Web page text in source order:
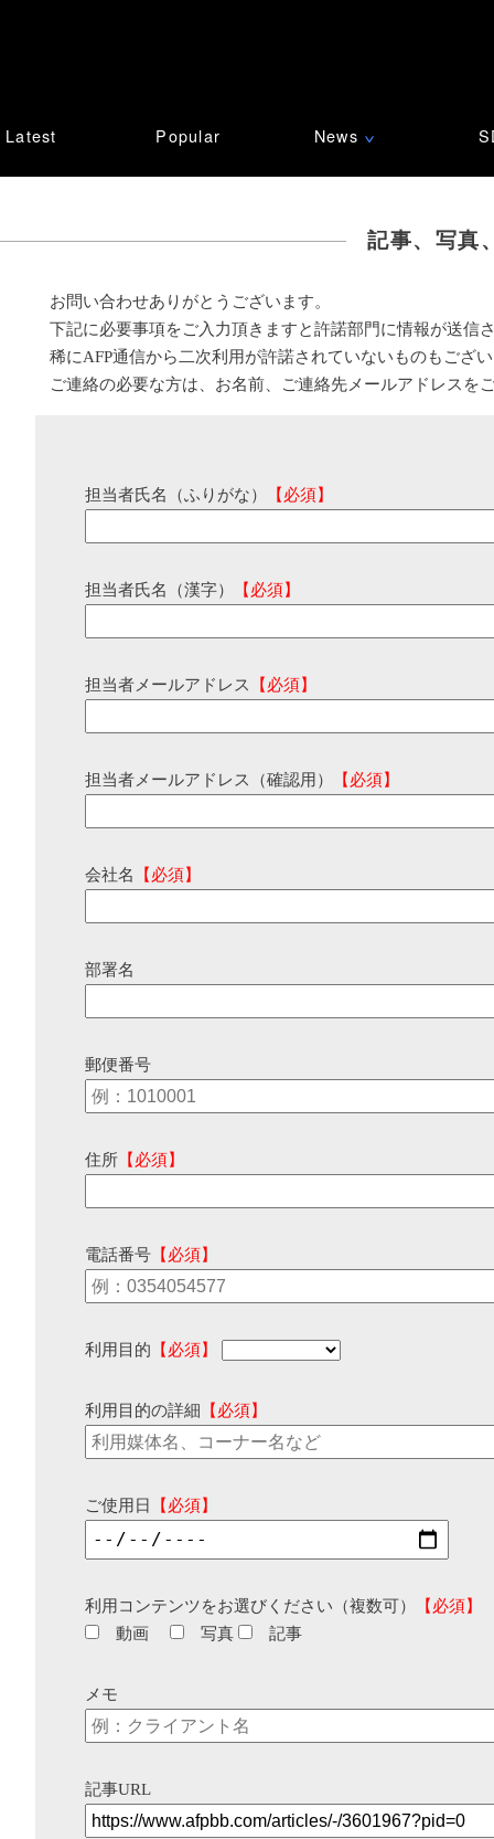
Latest Popular News ∨
記事、写真
お問い合わせありがとうございます。
下記に必要事項をご入力頂きますと許諾部門に情報が送信
稀にAFP通信から二次利用が許諾されていないものもござ
ご連絡の必要な方は、お名前、ご連絡先メールアドレスを
担当者氏名（ふりがな） 【必須】
担当者氏名（漢字） 【必須】
担当者メールアドレス 【必須】
担当者メールアドレス（確認用） 【必須】
会社名 【必須】
部署名
郵便番号
住所 【必須】
電話番号 【必須】
利用目的 【必須】
利用目的の詳細 【必須】
ご使用日 【必須】
利用コンテンツをお選びください（複数可）
【必須】
動画
写真 記事
メモ
記事URL